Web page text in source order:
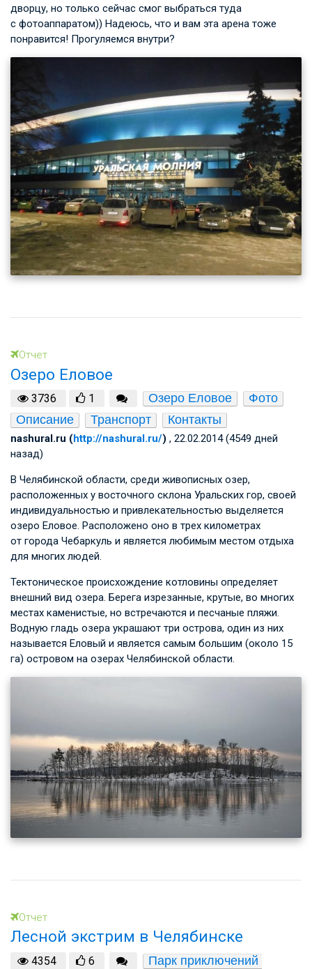
дворцу, но только сейчас смог выбраться туда
с фотоаппаратом)) Надеюсь, что и вам эта арена тоже
понравится! Прогуляемся внутри?
Отчет
Озеро Еловое
3736 1 Озеро Еловое
Фото
Описание
Транспорт Контакты
nashural.ru (http://nashural.ru/) , 22.02.2014 (4549 дней
назад)
В Челябинской области, среди живописных озер,
расположенных у восточного склона Уральских гор, своей
индивидуальностью и привлекательностью выделяется
озеро Еловое. Расположено оно в трех километрах
от города Чебаркуль и является любимым местом отдыха
для многих людей.
Тектоническое происхождение котловины определяет
внешний вид озера. Берега изрезанные, крутые, во многих
местах каменистые, но встречаются и песчаные пляжи.
Водную гладь озера украшают три острова, один из них
называется Еловый и является самым большим (около 15
га) островом на озерах Челябинской области.
Отчет
Лесной экстрим в Челябинске
4354 6 Парк приключений